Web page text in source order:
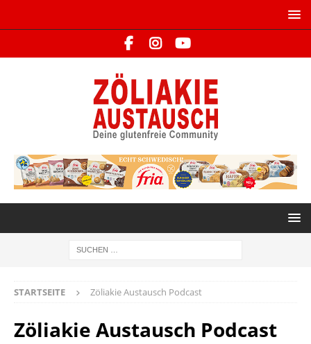
STARTSEITE Zöliakie Austausch Podcast
Zöliakie Austausch Podcast